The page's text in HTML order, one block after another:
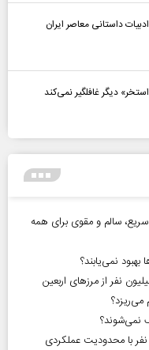
داستانی معاصر ایران
دیگر غافلگیر نمی‌کند
کنم؟ معرفی ۳۰ صبحانه سریع، سالم و مقوی برای همه
بهبود نمی‌یابند؟
می‌ریزد؟
نمی‌شوند؟
ایران | بیش از ۱۰.۵ میلیون نفر با محدودیت عملکردی